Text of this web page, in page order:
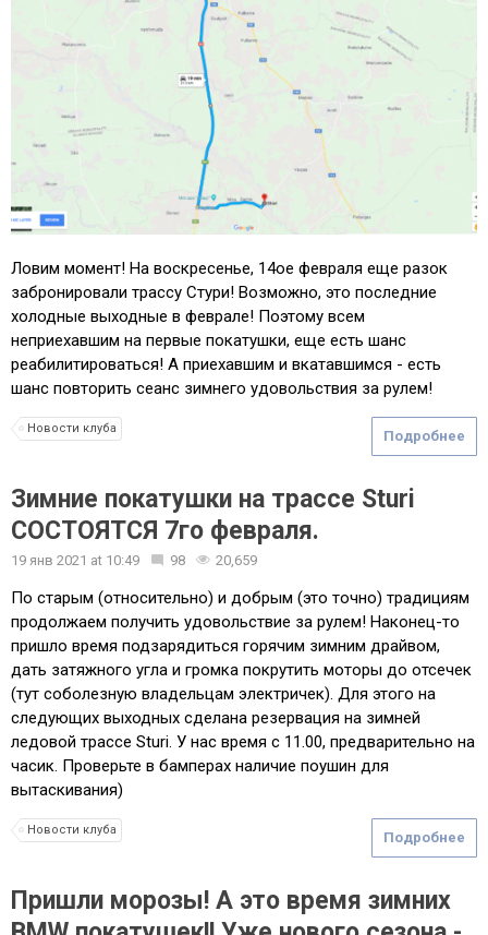
Ловим момент! На воскресенье, 14ое февраля еще разок
забронировали трассу Стури! Возможно, это последние
холодные выходные в феврале! Поэтому всем
неприехавшим на первые покатушки, еще есть шанс
реабилитироваться! А приехавшим и вкатавшимся - есть
шанс повторить сеанс зимнего удовольствия за рулем!
Подробнее
Новости клуба
Зимние покатушки на трассе Sturi
СОСТОЯТСЯ 7го февраля.
19 янв 2021 at 10:49 98 20,659
По старым (относительно) и добрым (это точно) традициям
продолжаем получить удовольствие за рулем! Наконец-то
пришло время подзарядиться горячим зимним драйвом,
дать затяжного угла и громка покрутить моторы до отсечек
(тут соболезную владельцам электричек). Для этого на
следующих выходных сделана резервация на зимней
ледовой трассе Sturi. У нас время с 11.00, предварительно на
часик. Проверьте в бамперах наличие поушин для
вытаскивания)
Подробнее
Новости клуба
Пришли морозы! А это время зимних